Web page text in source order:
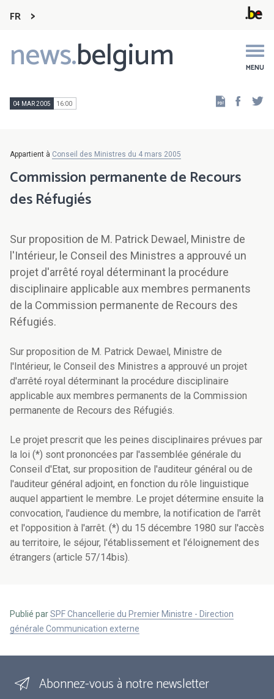
FR
news.belgium MENU
Main
navigation
04 MAR 2005 16:00
Appartient à Conseil des Ministres du 4 mars 2005
Commission permanente de Recours
des Réfugiés
Sur proposition de M. Patrick Dewael, Ministre de
l'Intérieur, le Conseil des Ministres a approuvé un
projet d'arrêté royal déterminant la procédure
disciplinaire applicable aux membres permanents
de la Commission permanente de Recours des
Réfugiés.
Sur proposition de M. Patrick Dewael, Ministre de
l'Intérieur, le Conseil des Ministres a approuvé un projet
d'arrêté royal déterminant la procédure disciplinaire
applicable aux membres permanents de la Commission
permanente de Recours des Réfugiés.
Le projet prescrit que les peines disciplinaires prévues par
la loi (*) sont prononcées par l'assemblée générale du
Conseil d'Etat, sur proposition de l'auditeur général ou de
l'auditeur général adjoint, en fonction du rôle linguistique
auquel appartient le membre. Le projet détermine ensuite la
convocation, l'audience du membre, la notification de l'arrêt
et l'opposition à l'arrêt. (*) du 15 décembre 1980 sur l'accès
au territoire, le séjour, l'établissement et l'éloignement des
étrangers (article 57/14bis).
Publié parSPF Chancellerie du Premier Ministre - Direction
générale Communication externe
Abonnez-vous à notre newsletter